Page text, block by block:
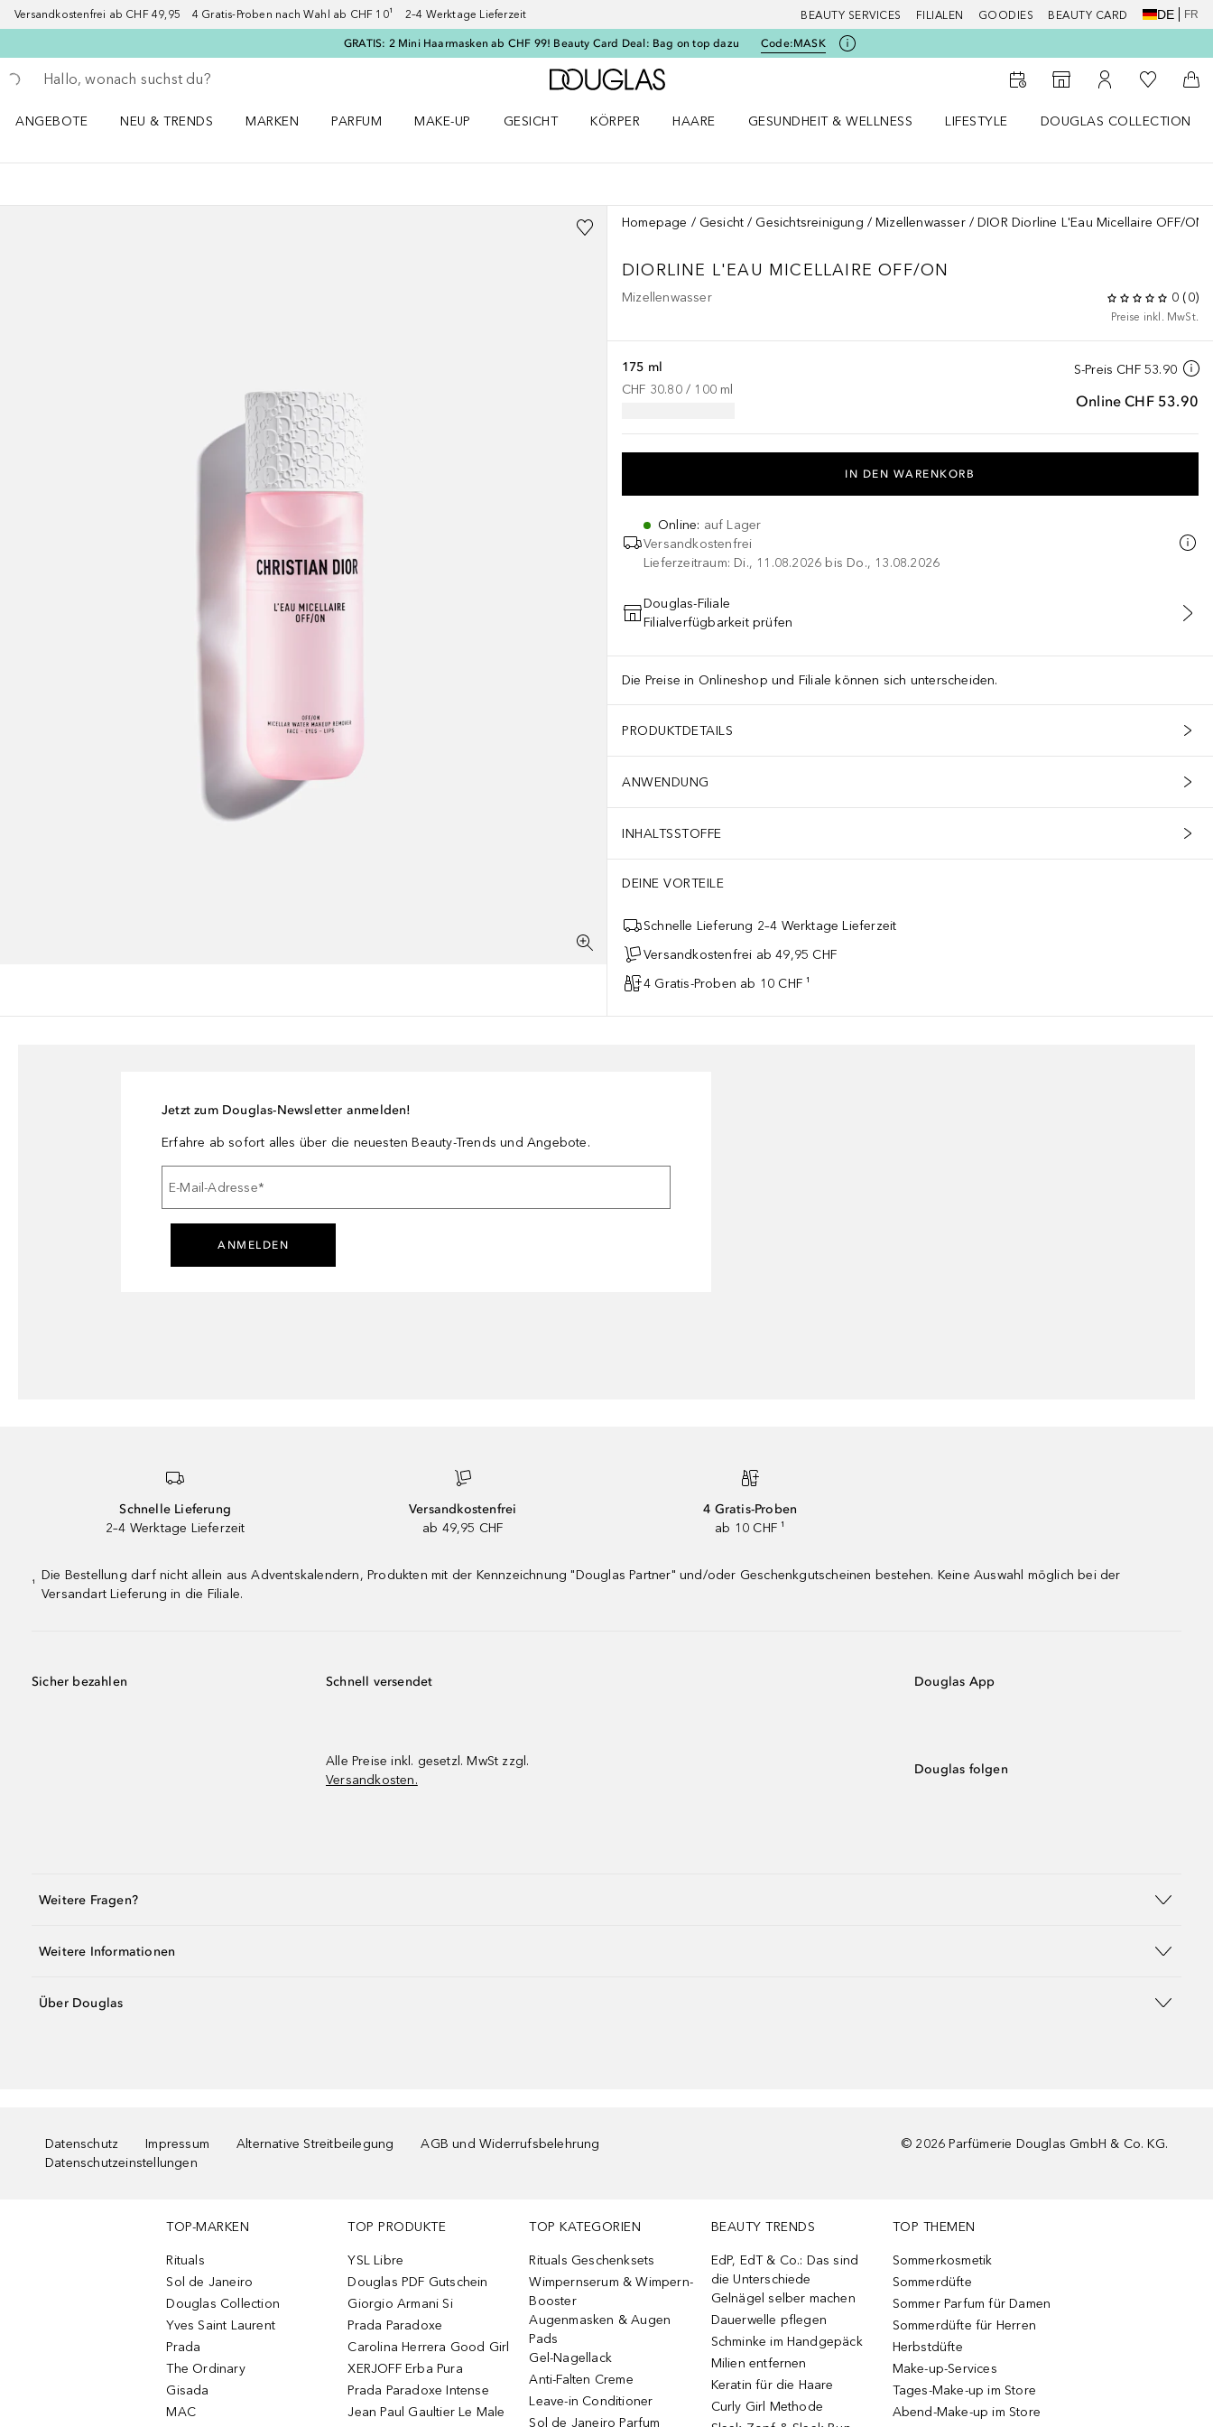
Versandkostenfrei ab CHF 49,95 4 Gratis-Proben nach Wahl ab CHF 10¹ 2–4 Werktage Lieferzeit BEAUTY SERVICES FILIALEN GOODIES BEAUTY CARD DE FR
GRATIS: 2 Mini Haarmasken ab CHF 99! Beauty Card Deal: Bag on top dazu Code:MASK
Gehe zurück
Suche ausführen
Zur Douglas Startseite
Zum Storefinder
Zu Meinem
Zu Meiner
ANGEBOTE
NEU & TRENDS
MARKEN
PARFUM
MAKE-UP
GESICHT
KÖRPER
HAARE
GESUNDHEIT & WELLNESS
LIFESTYLE
DOUGLAS COLLECTION
Homepage Gesicht Gesichtsreinigung Mizellenwasser DIOR Diorline L'Eau Micellaire OFF/ON
DIORLINE L'EAU MICELLAIRE OFF/ON
Mizellenwasser 0 (0)
Preise inkl. MwSt.
S-Preis CHF 53.90
Online CHF 53.90
175 ml
CHF 30.80 / 100 ml
IN DEN WARENKORB
Online: auf Lager
Versandkostenfrei
Lieferzeitraum: Di., 11.08.2026 bis Do., 13.08.2026
Douglas-Filiale
Filialverfügbarkeit prüfen
Die Preise in Onlineshop und Filiale können sich unterscheiden.
PRODUKTDETAILS
ANWENDUNG
INHALTSSTOFFE
DEINE VORTEILE
Schnelle Lieferung 2–4 Werktage Lieferzeit
Versandkostenfrei ab 49,95 CHF
4 Gratis-Proben ab 10 CHF ¹
Jetzt zum Douglas-Newsletter anmelden!
Erfahre ab sofort alles über die neuesten Beauty-Trends und Angebote.
E-Mail-Adresse*
ANMELDEN
Schnelle Lieferung
2–4 Werktage Lieferzeit
Versandkostenfrei
ab 49,95 CHF
4 Gratis-Proben
ab 10 CHF ¹
¹
Die Bestellung darf nicht allein aus Adventskalendern, Produkten mit der Kennzeichnung "Douglas Partner" und/oder Geschenkgutscheinen bestehen. Keine Auswahl möglich bei der
Versandart Lieferung in die Filiale.
Sicher bezahlen Schnell versendet
Alle Preise inkl. gesetzl. MwSt zzgl.
Versandkosten.
Douglas App
Douglas folgen
Weitere Fragen?
Weitere Informationen
Über Douglas
Datenschutz Impressum Alternative Streitbeilegung
AGB und Widerrufsbelehrung
Datenschutzeinstellungen
© 2026 Parfümerie Douglas GmbH & Co. KG.
TOP-MARKEN
Rituals
Sol de Janeiro
Douglas Collection
Yves Saint Laurent
Prada
The Ordinary
Gisada
MAC
TOP PRODUKTE
YSL Libre
Douglas PDF Gutschein
Giorgio Armani Si
Prada Paradoxe
Carolina Herrera Good Girl
XERJOFF Erba Pura
Prada Paradoxe Intense
Jean Paul Gaultier Le Male
TOP KATEGORIEN
Rituals Geschenksets
Wimpernserum & Wimpern-
Booster
Augenmasken & Augen
Pads
Gel-Nagellack
Anti-Falten Creme
Leave-in Conditioner
Sol de Janeiro Parfum
BEAUTY TRENDS
EdP, EdT & Co.: Das sind
die Unterschiede
Gelnägel selber machen
Dauerwelle pflegen
Schminke im Handgepäck
Milien entfernen
Keratin für die Haare
Curly Girl Methode
TOP THEMEN
Sommerkosmetik
Sommerdüfte
Sommer Parfum für Damen
Sommerdüfte für Herren
Herbstdüfte
Make-up-Services
Tages-Make-up im Store
Abend-Make-up im Store